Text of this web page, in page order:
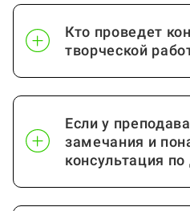
Кто проведет
творческой
Если у
замечания и
консультация